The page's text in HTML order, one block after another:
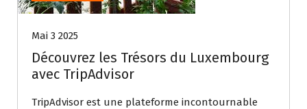
Mai 3 2025
Découvrez les Trésors du Luxembourg
avec TripAdvisor
TripAdvisor est une plateforme incontournable